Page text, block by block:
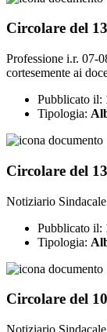
Circolare del
Professione i.r. 07-
cortesemente ai
Pubblicato il:
Tipologia:
Circolare del
Notiziario
Pubblicato il:
Tipologia:
Circolare del
Notiziario